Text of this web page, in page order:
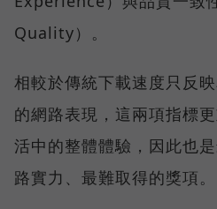
Quality）。
相較於傳統下載速度只反
的網路表現，這兩項指標
活中的整體體驗，因此也
路實力、最難取得的獎項。